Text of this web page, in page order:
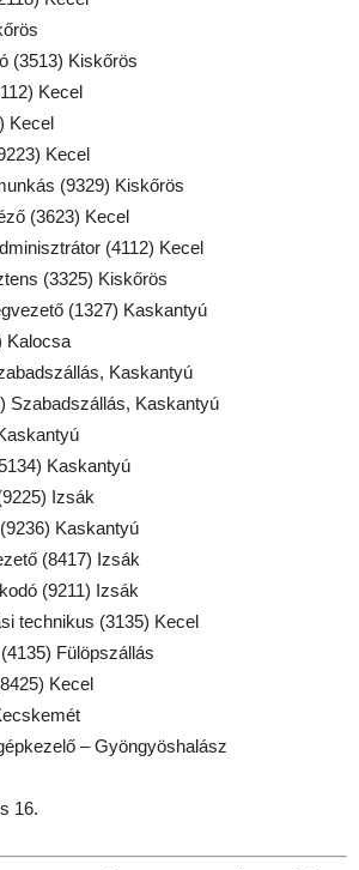
(3513) Kiskőrös
Kecel
Kecel
Kecel
(9329) Kiskőrös
(3623) Kecel
(4112) Kecel
(3325) Kiskőrös
(1327) Kaskantyú
Kalocsa
Kaskantyú
Szabadszállás, Kaskantyú
Kaskantyú
Izsák
Kaskantyú
(8417) Izsák
(9211) Izsák
technikus (3135) Kecel
Fülöpszállás
Kecel
– Gyöngyöshalász
16.